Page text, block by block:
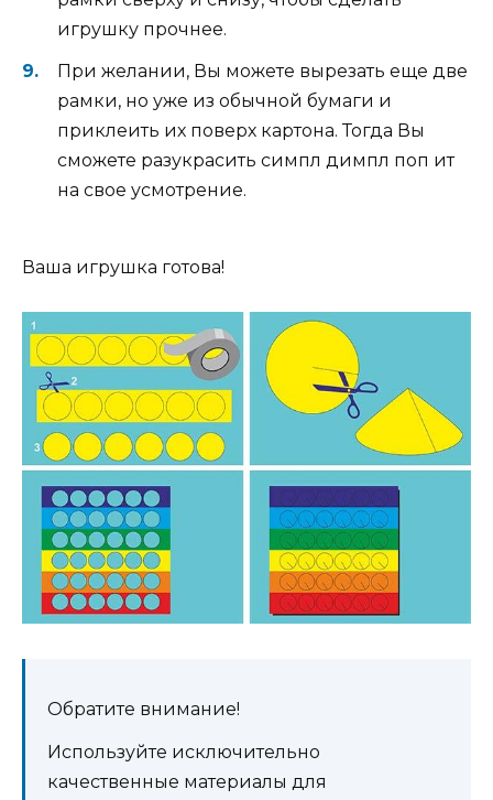
игрушку прочнее.
При желании, Вы можете вырезать еще две
рамки, но уже из обычной бумаги и
приклеить их поверх картона. Тогда Вы
сможете разукрасить симпл димпл поп ит
на свое усмотрение.
Ваша игрушка готова!
Обратите внимание!
Используйте исключительно
качественные материалы для